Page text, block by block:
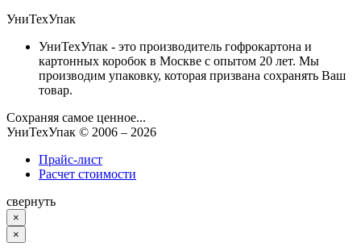
УниТехУпак
УниТехУпак - это производитель гофрокартона и
картонных коробок в Москве с опытом 20 лет. Мы
производим упаковку, которая призвана сохранять Ваш
товар.
Сохраняя самое ценное...
УниТехУпак © 2006 – 2026
Прайс-лист
Расчет стоимости
свернуть
×
×